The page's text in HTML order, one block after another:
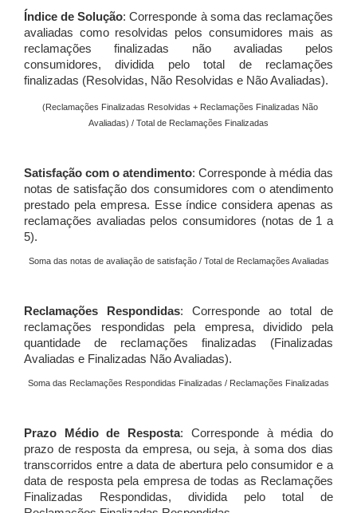
Índice de Solução: Corresponde à soma das reclamações
avaliadas como resolvidas pelos consumidores mais as
reclamações finalizadas não avaliadas pelos
consumidores, dividida pelo total de reclamações
finalizadas (Resolvidas, Não Resolvidas e Não Avaliadas).
(Reclamações Finalizadas Resolvidas + Reclamações Finalizadas Não
Avaliadas) / Total de Reclamações Finalizadas
Satisfação com o atendimento: Corresponde à média das
notas de satisfação dos consumidores com o atendimento
prestado pela empresa. Esse índice considera apenas as
reclamações avaliadas pelos consumidores (notas de 1 a
5).
Soma das notas de avaliação de satisfação / Total de Reclamações Avaliadas
Reclamações Respondidas: Corresponde ao total de
reclamações respondidas pela empresa, dividido pela
quantidade de reclamações finalizadas (Finalizadas
Avaliadas e Finalizadas Não Avaliadas).
Soma das Reclamações Respondidas Finalizadas / Reclamações Finalizadas
Prazo Médio de Resposta: Corresponde à média do
prazo de resposta da empresa, ou seja, à soma dos dias
transcorridos entre a data de abertura pelo consumidor e a
data de resposta pela empresa de todas as Reclamações
Finalizadas Respondidas, dividida pelo total de